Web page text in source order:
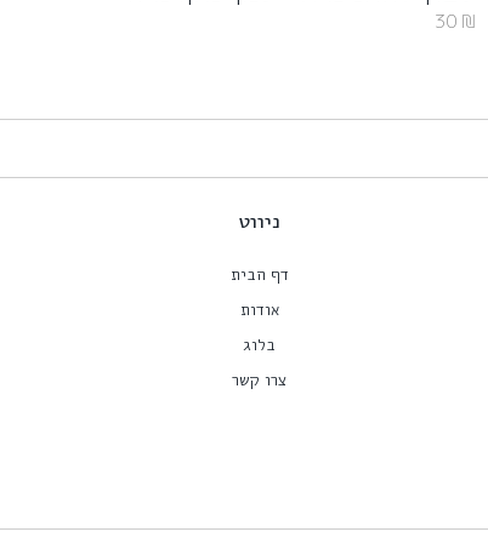
30 ₪
ניווט
דף הבית
אודות
בלוג
צרו קשר